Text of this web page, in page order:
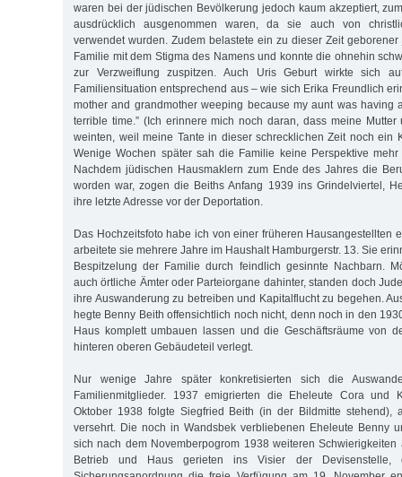
waren bei der jüdischen Bevölkerung jedoch kaum akzeptiert,
ausdrücklich ausgenommen waren, da sie auch von
verwendet wurden. Zudem belastete ein zu dieser Zeit
Familie mit dem Stigma des Namens und konnte die ohnehin
zur Verzweiflung zuspitzen. Auch Uris Geburt wirkte sich
Familiensituation entsprechend aus – wie sich Erika Freundlich
mother and grandmother weeping because my aunt was having
terrible time.” (Ich erinnere mich noch daran, dass meine Mutter
weinten, weil meine Tante in dieser schrecklichen Zeit noch ein
Wenige Wochen später sah die Familie keine Perspektive
Nachdem jüdischen Hausmaklern zum Ende des Jahres die
worden war, zogen die Beiths Anfang 1939 ins Grindelviertel,
ihre letzte Adresse vor der Deportation.
Das Hochzeitsfoto habe ich von einer früheren Hausangestellten
arbeitete sie mehrere Jahre im Haushalt Hamburgerstr. 13. Sie
Bespitzelung der Familie durch feindlich gesinnte Nachbarn.
auch örtliche Ämter oder Parteiorgane dahinter, standen doch
ihre Auswanderung zu betreiben und Kapitalflucht zu begehen.
hegte Benny Beith offensichtlich noch nicht, denn noch in den
Haus komplett umbauen lassen und die Geschäftsräume von
hinteren oberen Gebäudeteil verlegt.
Nur wenige Jahre später konkretisierten sich die
Familienmitglieder. 1937 emigrierten die Eheleute Cora und
Oktober 1938 folgte Siegfried Beith (in der Bildmitte stehend),
versehrt. Die noch in Wandsbek verbliebenen Eheleute Benny
sich nach dem Novemberpogrom 1938 weiteren Schwierigkeiten
Betrieb und Haus gerieten ins Visier der